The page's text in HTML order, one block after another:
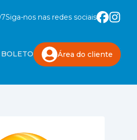
Siga-nos nas redes sociais
Área do cliente